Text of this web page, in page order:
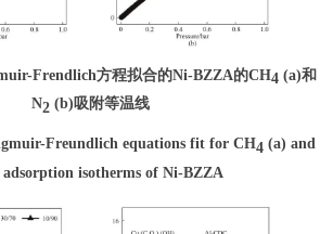
Frendlich方程拟合的Ni-BZZA的CH4 (a)和
N2(b)吸附等温线
Freundlich equations fit for CH4 (a) and
isotherms of Ni-BZZA